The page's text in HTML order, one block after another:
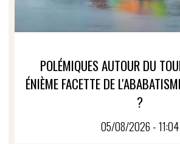
POLÉMIQUES AUTOUR DU
ÉNIÈME FACETTE DE
?
05/08/2026 - 11:04